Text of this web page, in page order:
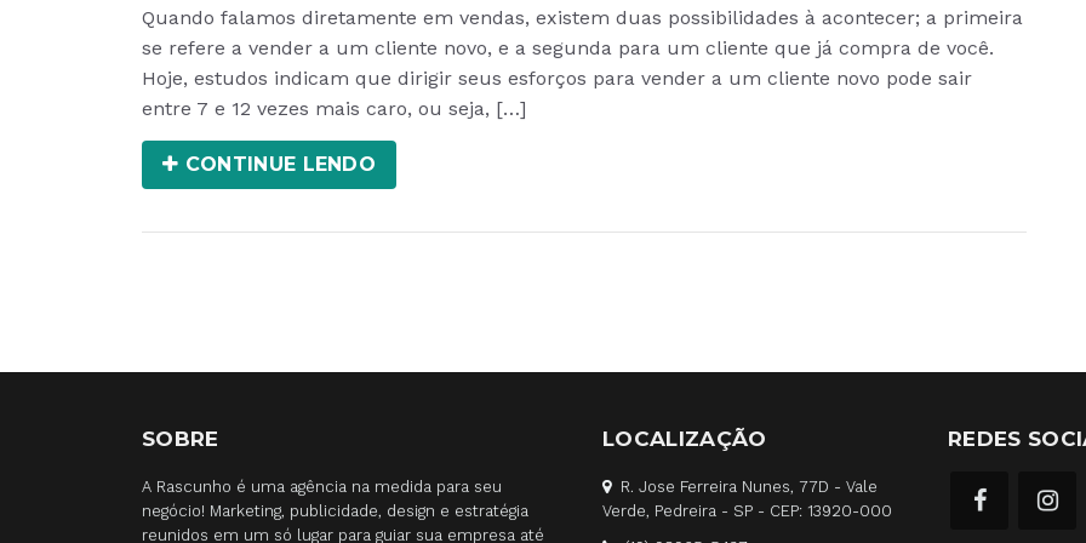
Quando falamos diretamente em vendas, existem duas possibilidades à acontecer; a primeira
se refere a vender a um cliente novo, e a segunda para um cliente que já compra de você.
Hoje, estudos indicam que dirigir seus esforços para vender a um cliente novo pode sair
entre 7 e 12 vezes mais caro, ou seja, […]
CONTINUE LENDO
SOBRE
A Rascunho é uma agência na medida para seu
negócio! Marketing, publicidade, design e estratégia
reunidos em um só lugar para guiar sua empresa até
LOCALIZAÇÃO
R. Jose Ferreira Nunes, 77D - Vale
Verde, Pedreira - SP - CEP: 13920-000
REDES